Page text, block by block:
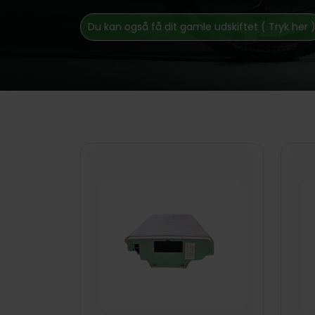
Du kan også få dit gamle udskiftet ( Tryk her )